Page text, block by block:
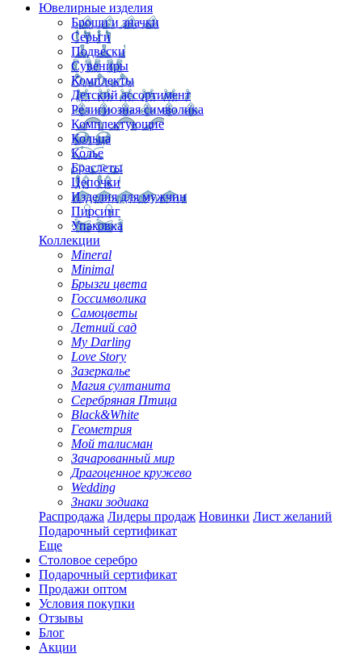
Ювелирные изделия
Броши и значки
Серьги
Подвески
Сувениры
Комплекты
Детский ассортимент
Религиозная символика
Комплектующие
Кольца
Колье
Браслеты
Цепочки
Изделия для мужчин
Пирсинг
Упаковка
Коллекции
Mineral
Minimal
Брызги цвета
Госсимволика
Самоцветы
Летний сад
My Darling
Love Story
Зазеркалье
Магия султанита
Серебряная Птица
Black&White
Геометрия
Мой талисман
Зачарованный мир
Драгоценное кружево
Wedding
Знаки зодиака
Распродажа Лидеры продаж Новинки Лист желаний
Подарочный сертификат
Еще
Столовое серебро
Подарочный сертификат
Продажи оптом
Условия покупки
Отзывы
Блог
Акции